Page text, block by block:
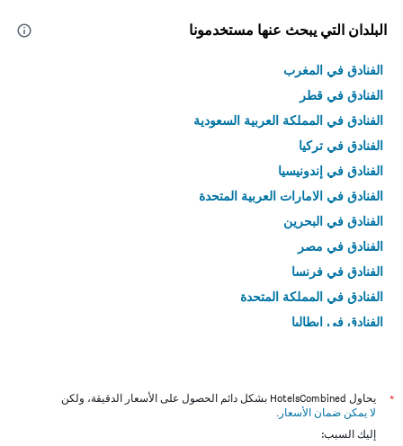
البلدان التي يبحث عنها مستخدمونا
الفنادق في المغرب
الفنادق في قطر
الفنادق في المملكة العربية السعودية
الفنادق في تركيا
الفنادق في إندونيسيا
الفنادق في الامارات العربية المتحدة
الفنادق في البحرين
الفنادق في مصر
الفنادق في فرنسا
الفنادق في المملكة المتحدة
الفنادق في إيطاليا
*
يحاول HotelsCombined بشكل دائم الحصول على الأسعار الدقيقة، ولكن
لا يمكن ضمان الأسعار .
إليك السبب: